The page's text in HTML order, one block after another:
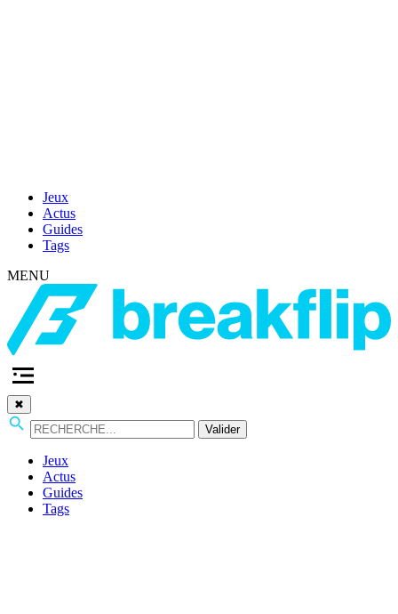
Jeux
Actus
Guides
Tags
MENU
✖
Valider
Jeux
Actus
Guides
Tags